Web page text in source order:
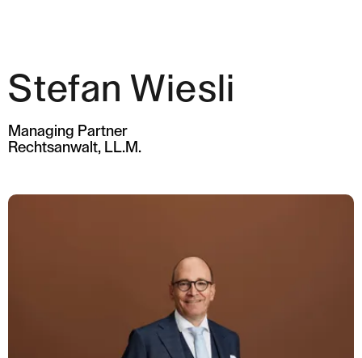
Expertise
Team
News & Insights
Über uns
Stefan Wiesli
Managing Partner
Rechtsanwalt, LL.M.